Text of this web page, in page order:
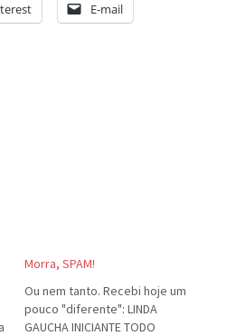
E-mail
Morra, SPAM!
Ou nem tanto. Recebi hoje um
pouco "diferente": LINDA
GAUCHA INICIANTE TODO